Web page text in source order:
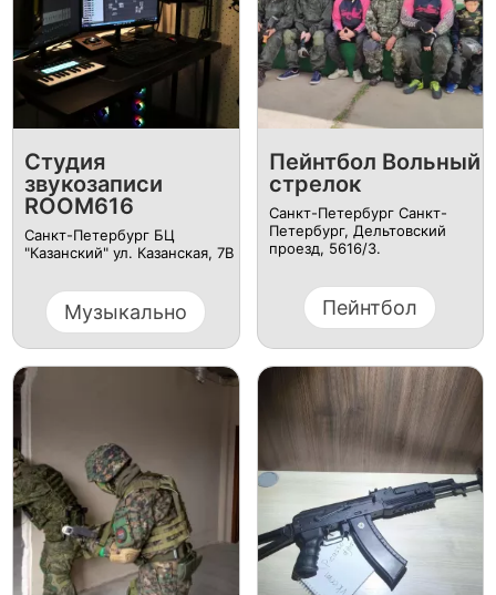
Студия
звукозаписи
ROOM616
Санкт-Петербург БЦ
"Казанский" ул. Казанская, 7В
Музыкально
Пейнтбол Вольный
стрелок
Санкт-Петербург Санкт-
Петербург, Дельтовский
проезд, 5616/3.
Пейнтбол